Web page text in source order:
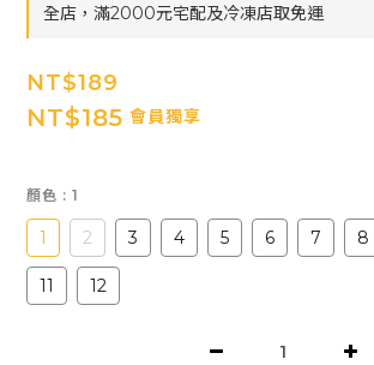
全店，滿2000元宅配及冷凍店取免運
NT$189
NT$185 會員獨享
顏色 : 1
1 2 3 4 5 6 7 8
11 12